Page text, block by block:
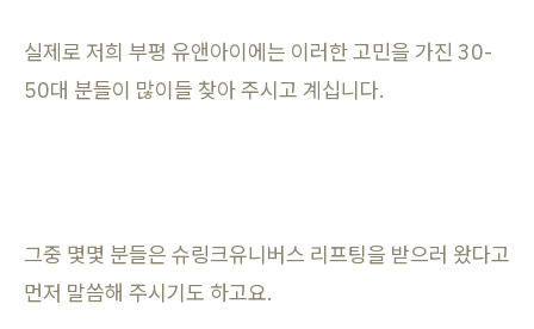
실제로 저희 부평 유앤아이에는 이러한 고민을 가진 30-
50대 분들이 많이들 찾아 주시고 계십니다.
그중 몇몇 분들은 슈링크유니버스 리프팅을 받으러 왔다고
먼저 말씀해 주시기도 하고요.